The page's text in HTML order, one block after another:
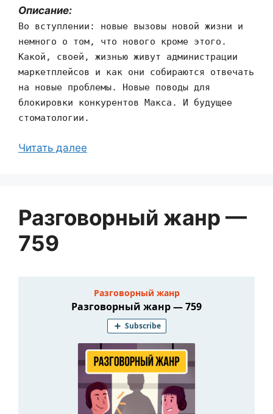
Описание:
Во вступлении: новые вызовы новой жизни и
немного о том, что нового кроме этого.
Какой, своей, жизнью живут администрации
маркетплейсов и как они собираются отвечать
на новые проблемы. Новые поводы для
блокировки конкурентов Макса. И будущее
стоматологии.
Читать далее
Разговорный жанр —
759